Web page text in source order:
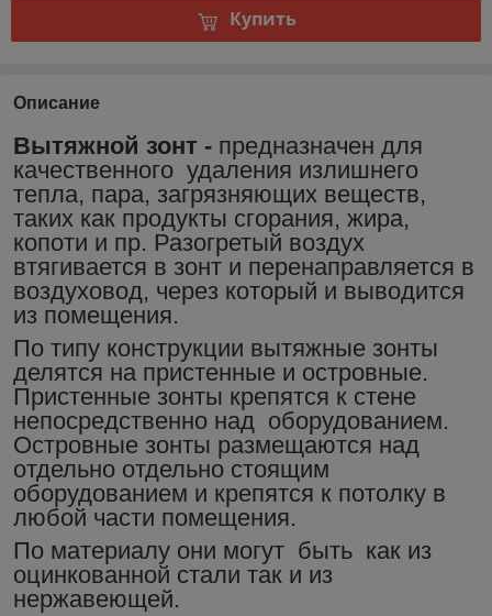
Купить
Описание
Вытяжной зонт - предназначен для
качественного удаления излишнего
тепла, пара, загрязняющих веществ,
таких как продукты сгорания, жира,
копоти и пр. Разогретый воздух
втягивается в зонт и перенаправляется в
воздуховод, через который и выводится
из помещения.
По типу конструкции вытяжные зонты
делятся на пристенные и островные.
Пристенные зонты крепятся к стене
непосредственно над оборудованием.
Островные зонты размещаются над
отдельно отдельно стоящим
оборудованием и крепятся к потолку в
любой части помещения.
По материалу они могут быть как из
оцинкованной стали так и из
нержавеющей.